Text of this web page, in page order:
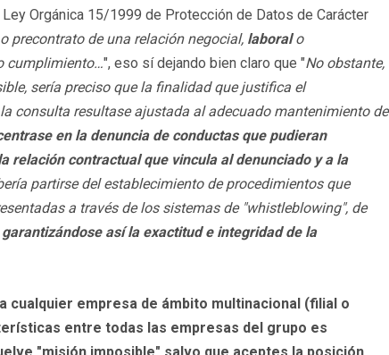
Orgánica 15/1999 de Protección de Datos de Carácter
precontrato de una relación negocial, laboralo
cumplimiento…", eso sí dejando bien claro que "No obstante,
sería preciso que la finalidad que justifica el
consulta resultase ajustada al adecuado mantenimiento de
en la denuncia de conductas que pudieran
contractual que vincula al denunciado y a la
partirse del establecimiento de procedimientos que
a través de los sistemas de "whistleblowing", de
así la exactitud e integridad de la
cualquier empresa de ámbito multinacional (filial o
entre todas las empresas del grupo es
"misión imposible" salvo que aceptes la posición